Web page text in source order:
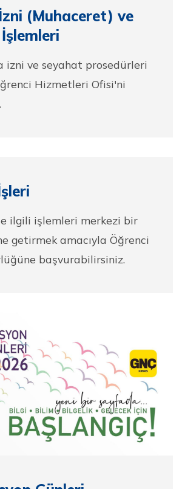
(Muhaceret) ve
izni ve seyahat prosedürleri
Hizmetleri Ofisi'ni
ilgili işlemleri merkezi bir
getirmek amacıyla Öğrenci
başvurabilirsiniz.